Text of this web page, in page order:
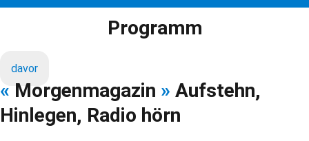
Programm
davor
« Morgenmagazin » Aufstehn,
Hinlegen, Radio hörn